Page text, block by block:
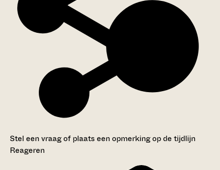
Stel een vraag of plaats een opmerking op de tijdlijn
Reageren